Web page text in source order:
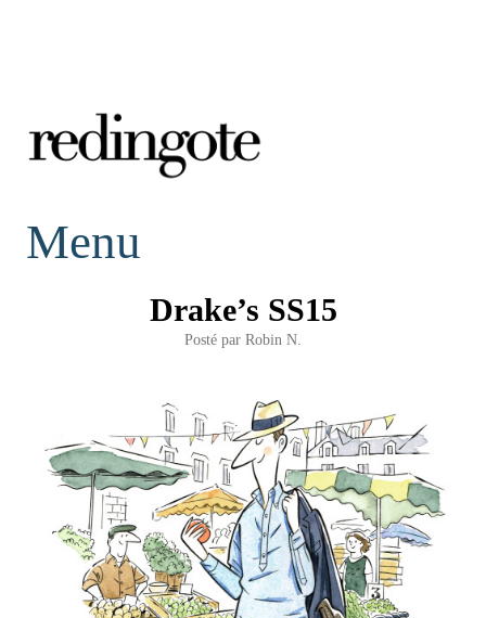
redingote.
Menu
Drake’s SS15
Posté par Robin N.